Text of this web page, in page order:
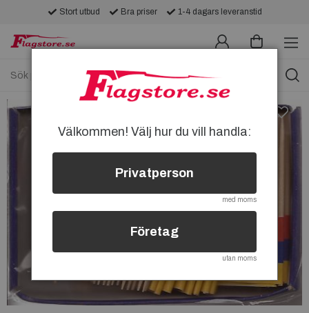
Stort utbud Bra priser 1-4 dagars leveranstid
Välkommen! Välj hur du vill handla:
Privatperson
med moms
Företag
utan moms